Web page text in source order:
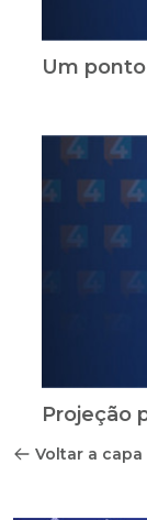
Um
Projeção
Voltar a